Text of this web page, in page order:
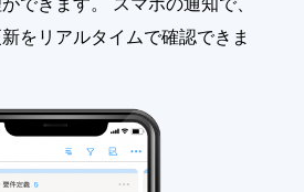
をリアルタイムで確認できま